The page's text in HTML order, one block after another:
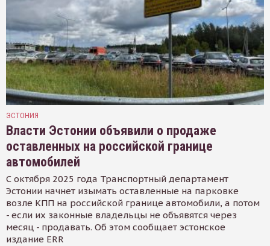
ЭСТОНИЯ
Власти Эстонии объявили о продаже
оставленных на российской границе
автомобилей
С октября 2025 года Транспортный департамент
Эстонии начнет изымать оставленные на парковке
возле КПП на российской границе автомобили, а потом
- если их законные владельцы не объявятся через
месяц - продавать. Об этом сообщает эстонское
издание ERR